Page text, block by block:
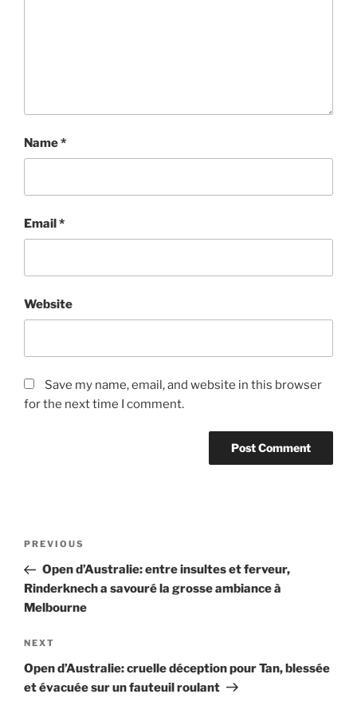
Name*
Email*
Website
Save my name, email, and website in this browser
for the next time I comment.
Previous
Post
PREVIOUS
Open d’Australie: entre insultes et ferveur,
Rinderknech a savouré la grosse ambiance à
Melbourne
Next
Post
NEXT
Open d’Australie: cruelle déception pour Tan, blessée
et évacuée sur un fauteuil roulant